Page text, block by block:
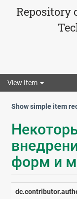
Repository
View Item
Show simple item
форм и